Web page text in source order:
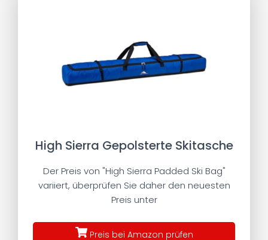
High Sierra Gepolsterte Skitasche
Der Preis von "High Sierra Padded Ski Bag"
variiert, überprüfen Sie daher den neuesten
Preis unter
Preis bei Amazon prüfen